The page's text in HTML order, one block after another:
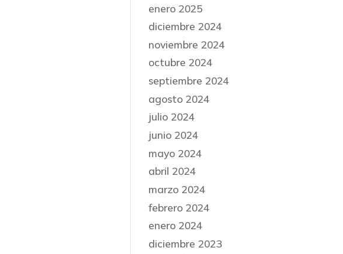
enero 2025
diciembre 2024
noviembre 2024
octubre 2024
septiembre 2024
agosto 2024
julio 2024
junio 2024
mayo 2024
abril 2024
marzo 2024
febrero 2024
enero 2024
diciembre 2023